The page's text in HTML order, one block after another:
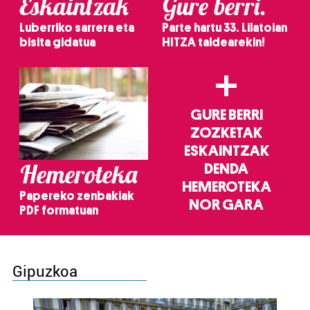
Luberriko sarrera eta
bisita gidatua
Parte hartu 33. Lilatoian
HITZA taldearekin!
Hemeroteka
Papereko zenbakiak
PDF formatuan
+
GURE BERRI
ZOZKETAK
ESKAINTZAK
DENDA
HEMEROTEKA
NOR GARA
Gipuzkoa